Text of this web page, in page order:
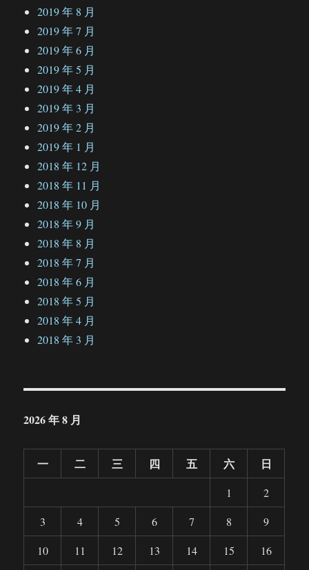
2019 年 8 月
2019 年 7 月
2019 年 6 月
2019 年 5 月
2019 年 4 月
2019 年 3 月
2019 年 2 月
2019 年 1 月
2018 年 12 月
2018 年 11 月
2018 年 10 月
2018 年 9 月
2018 年 8 月
2018 年 7 月
2018 年 6 月
2018 年 5 月
2018 年 4 月
2018 年 3 月
2026 年 8 月
一 二 三 四 五 六 日
1
2
3
4 5 6 7 8
9
10
11 12 13 14 15
16